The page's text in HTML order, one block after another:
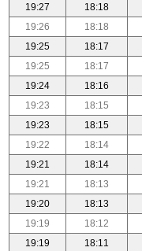
18:18
19:27
18:18
19:26
18:17
19:25
18:17
19:25
18:16
19:24
18:15
19:23
18:15
19:23
18:14
19:22
18:14
19:21
18:13
19:21
18:13
19:20
18:12
19:19
18:11
19:19